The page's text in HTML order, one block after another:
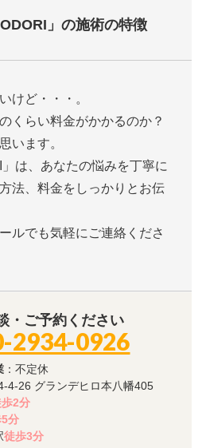
」の施術の特徴
けど・・・。
くらい料金がかかるのか？
います。
は、あなたの悩みを丁寧に
法、料金をしっかりとお伝
ルでも気軽にご連絡くださ
・ご予約ください
2934-0926
：不定休
4-26 グランデヒロ本八幡405
2分
分
徒歩3分